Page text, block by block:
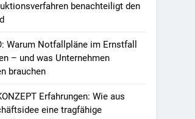
benachteiligt den
Warum Notfallpläne im Ernstfall
– und was Unternehmen
brauchen
Erfahrungen: Wie aus
eine tragfähige